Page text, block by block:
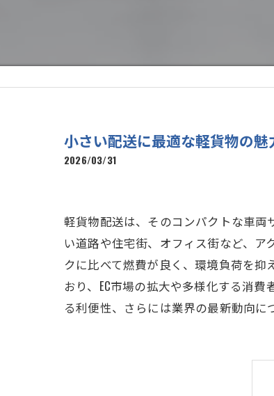
小さい配送に最適な軽貨物の魅
2026/03/31
軽貨物配送は、そのコンパクトな車
い道路や住宅街、オフィス街など、
クに比べて燃費が良く、環境負荷を
おり、EC市場の拡大や多様化する消
る利便性、さらには業界の最新動向に